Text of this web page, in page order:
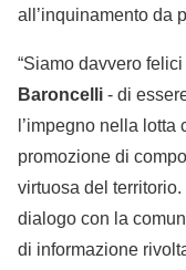
all’inquinamento da
“Siamo davvero
Baroncelli - di
l’impegno nella
promozione di
virtuosa del
dialogo con la
di informazione